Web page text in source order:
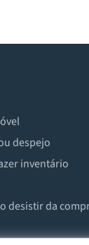
despejo
inventário
desistir da